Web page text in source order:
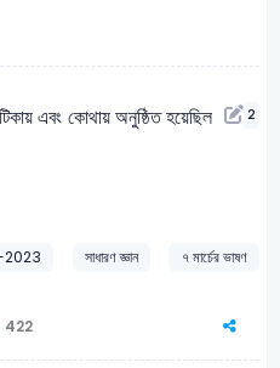
এবং কোথায় অনুষ্ঠিত হয়েছিল
2
সাধারণ জ্ঞান
৭ মার্চের ভাষণ
422